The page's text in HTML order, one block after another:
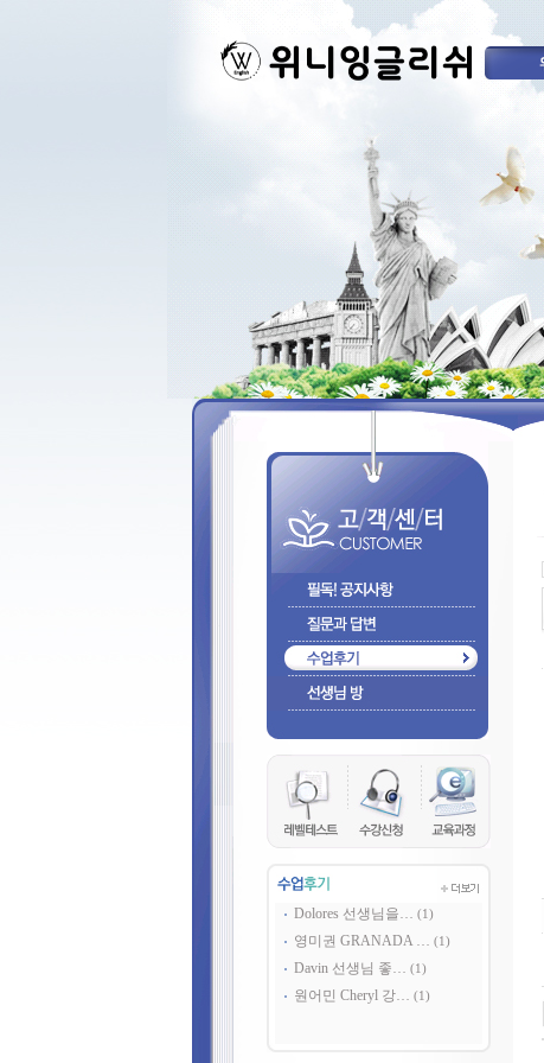
Dolores 선생님을… (1)
영미권 GRANADA … (1)
Davin 선생님 좋… (1)
원어민 Cheryl 강… (1)